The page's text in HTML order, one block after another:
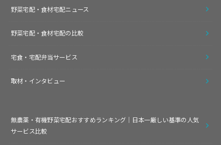
野菜宅配・食材宅配ニュース
野菜宅配・食材宅配の比較
宅食・宅配弁当サービス
取材・インタビュー
無農薬・有機野菜宅配おすすめランキング｜日本一厳しい基準の人気
サービス比較